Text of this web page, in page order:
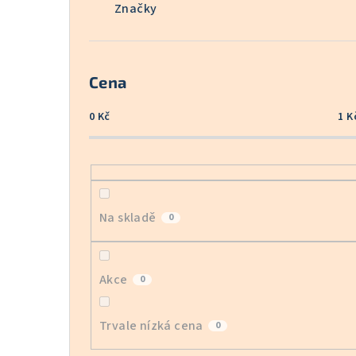
Značky
Cena
0 Kč 1
Na skladě 0
Akce 0
Trvale nízká cena 0